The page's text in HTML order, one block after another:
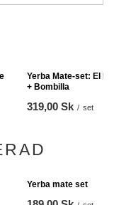
Yerba Mate-set: El
+ Bombilla
319,00 Sk / set